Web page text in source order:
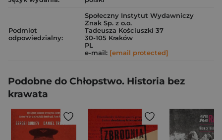
Podmiot
odpowiedzialny:
Społeczny Instytut Wydawniczy
Znak Sp. z o.o.
Tadeusza Kościuszki 37
30-105 Kraków
PL
e-mail: [email protected]
Podobne do Chłopstwo. Historia bez
krawata